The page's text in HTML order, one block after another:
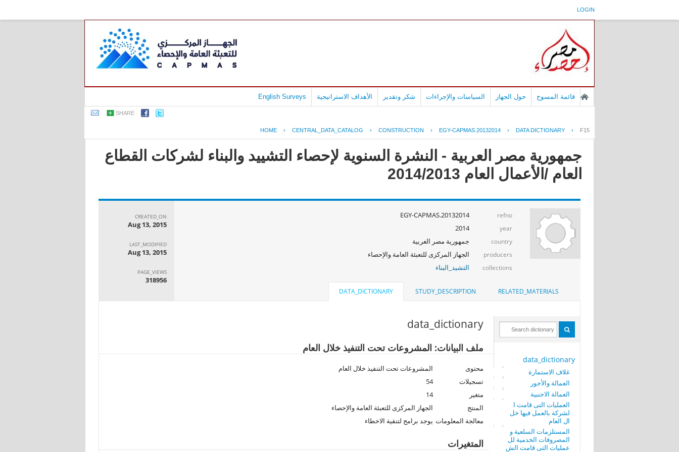
LOGIN
قائمة المسوح حول الجهاز السياسات والإجراءات شكر وتقدير الأهداف الاستراتيجية English Surveys
SHARE
HOME › CENTRAL_DATA_CATALOG › CONSTRUCTION › EGY-CAPMAS.20132014 › DATA DICTIONARY › F15
جمهورية مصر العربية - النشرة السنوية لإحصاء التشييد والبناء لشركات القطاع
العام /الأعمال العام 2014/2013
refno
EGY-CAPMAS.20132014
year
2014
country جمهورية مصر العربية
producers الجهاز المركزى للتعبئة العامة والإحصاء
collections التشيد_البناء
CREATED_ON
Aug 13, 2015
LAST_MODIFIED
Aug 13, 2015
PAGE_VIEWS
318956
RELATED_MATERIALS
STUDY_DESCRIPTION
DATA_DICTIONARY
data_dictionary
غلاف الاستمارة
العمالة والأجور
العمالة الاجنبية
العمليات التى قامت ا
لشركة بالعمل فيها خل
ال العام
المستلزمات السلعية و
المصروفات الخدمية لل
عمليات التى قامت الش
data_dictionary
ملف البيانات: المشروعات تحت التنفيذ خلال العام
محتوى
المشروعات تحت التنفيذ خلال العام
تسجيلات
54
متغير
14
المنتج
الجهاز المركزى للتعبئة العامة والإحصاء
معالجة المعلومات يوجد برامج لتنقية الاخطاء
المتغيرات